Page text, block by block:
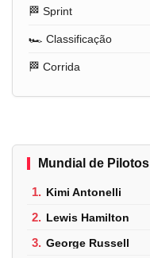
🏁 Sprint
🏎️ Classificação
🏁 Corrida
Mundial de Pilotos
1. Kimi Antonelli
2. Lewis Hamilton
3. George Russell